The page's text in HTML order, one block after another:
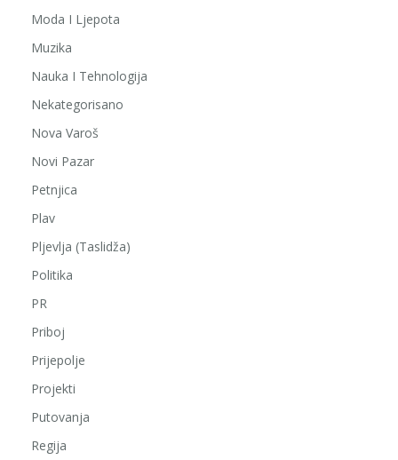
Moda I Ljepota
Muzika
Nauka I Tehnologija
Nekategorisano
Nova Varoš
Novi Pazar
Petnjica
Plav
Pljevlja (Taslidža)
Politika
PR
Priboj
Prijepolje
Projekti
Putovanja
Regija